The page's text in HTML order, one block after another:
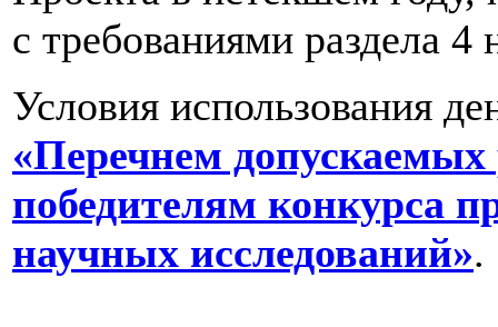
с требованиями раздела
Условия использования
«Перечнем допускаемых
победителям конкурса
научных исследований».